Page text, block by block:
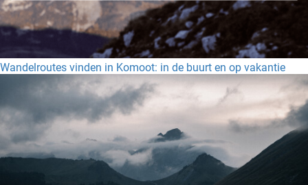
Wandelroutes vinden in Komoot: in de buurt en op vakantie